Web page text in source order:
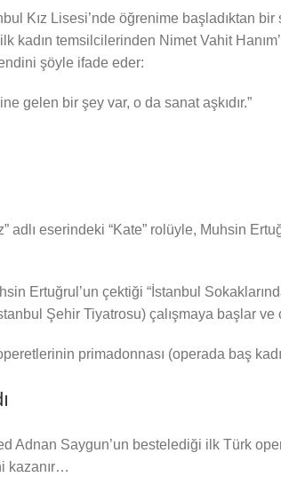
Kız Lisesi’nde öğrenime başladıktan bir
kadın temsilcilerinden Nimet Vahit
şöyle ifade eder:
gelen bir şey var, o da sanat aşkıdır.”
adlı eserindeki “Kate” rolüyle, Muhsin
Ertuğrul’un çektiği “İstanbul
Şehir Tiyatrosu) çalışmaya başlar ve
primadonnası (operada baş
Adnan Saygun’un bestelediği ilk Türk
kazanır…